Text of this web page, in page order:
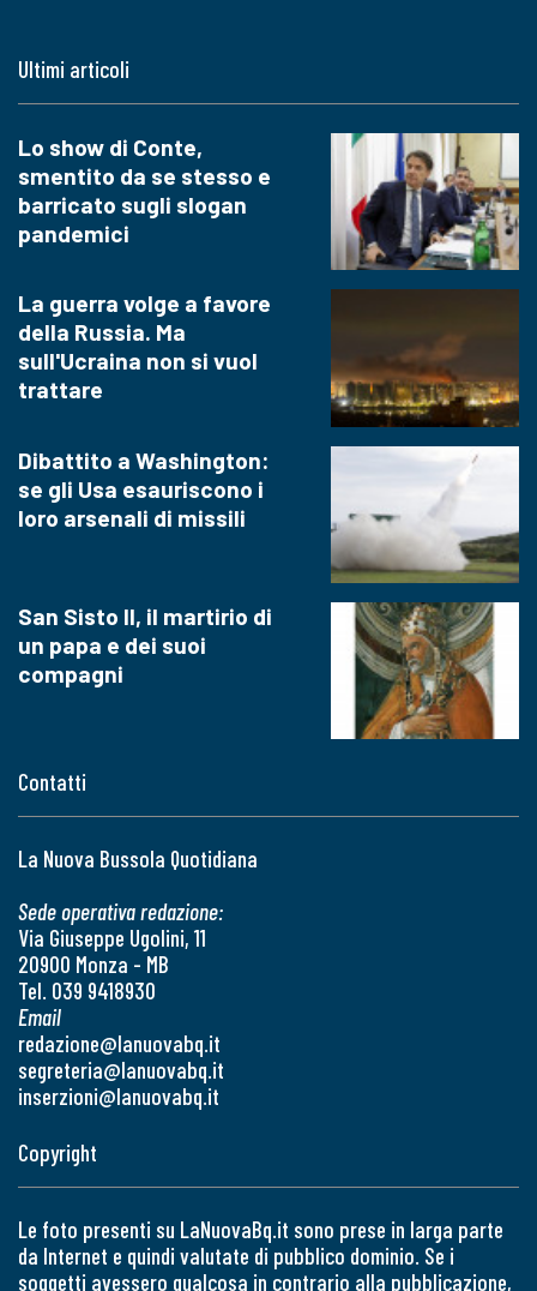
Contatti
La Nuova Bussola Quotidiana
Sede operativa redazione:
Via Giuseppe Ugolini, 11
20900 Monza - MB
Tel. 039 9418930
Email
redazione@lanuovabq.it
segreteria@lanuovabq.it
inserzioni@lanuovabq.it
Ultimi articoli
Lo show di Conte,
smentito da se stesso e
barricato sugli slogan
pandemici
La guerra volge a favore
della Russia. Ma
sull'Ucraina non si vuol
trattare
Dibattito a Washington:
se gli Usa esauriscono i
loro arsenali di missili
San Sisto II, il martirio di
un papa e dei suoi
compagni
Copyright
Le foto presenti su LaNuovaBq.it sono prese in larga parte
da Internet e quindi valutate di pubblico dominio. Se i
soggetti avessero qualcosa in contrario alla pubblicazione,